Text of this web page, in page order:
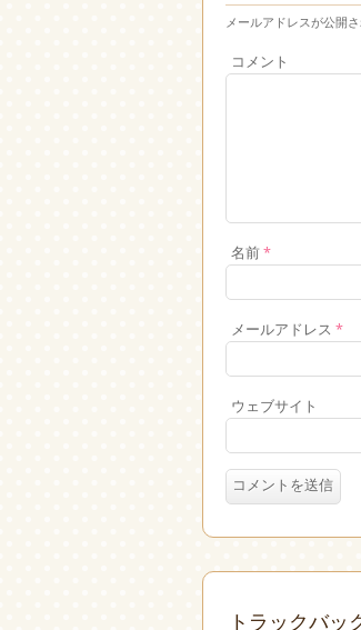
メールアドレスが公開
コメント
名前*
メールアドレス *
ウェブサイト
トラックバッ